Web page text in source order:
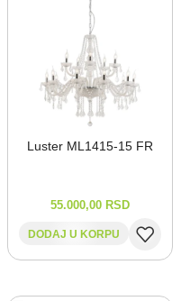
Luster ML1415-⁠15 FR
55.000,00 RSD
DODAJ U KORPU